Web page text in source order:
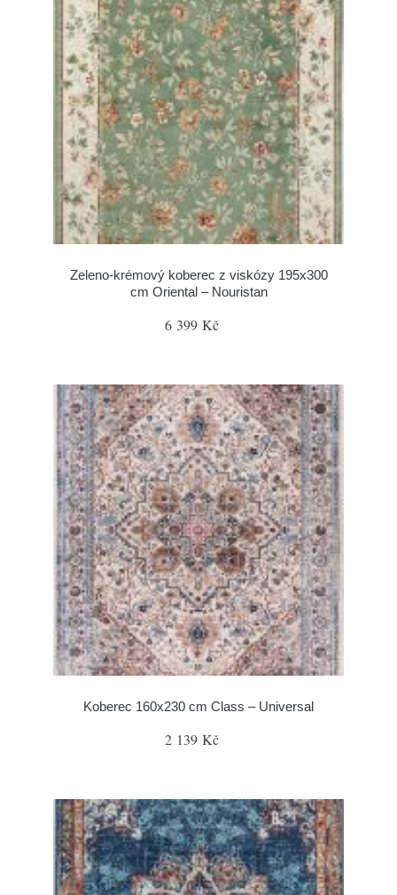
Zeleno-krémový koberec z viskózy 195x300
cm Oriental – Nouristan
6 399 Kč
Koberec 160x230 cm Class – Universal
2 139 Kč